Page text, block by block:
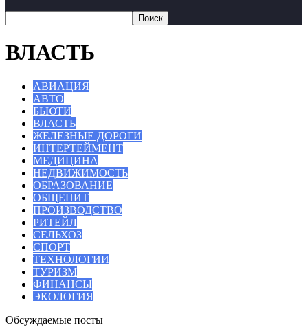
ВЛАСТЬ
АВИАЦИЯ
АВТО
БЬЮТИ
ВЛАСТЬ
ЖЕЛЕЗНЫЕ ДОРОГИ
ИНТЕРТЕЙМЕНТ
МЕДИЦИНА
НЕДВИЖИМОСТЬ
ОБРАЗОВАНИЕ
ОБЩЕПИТ
ПРОИЗВОДСТВО
РИТЕЙЛ
СЕЛЬХОЗ
СПОРТ
ТЕХНОЛОГИИ
ТУРИЗМ
ФИНАНСЫ
ЭКОЛОГИЯ
Обсуждаемые посты